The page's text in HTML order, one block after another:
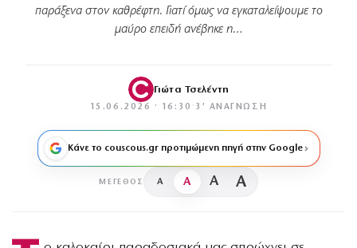
παράξενα στον καθρέφτη. Γιατί όμως να εγκαταλείψουμε το
μαύρο επειδή ανέβηκε η…
Γιώτα Τσελέντη
15.06.2026 · 16:30 · 3′ ΑΝΆΓΝΩΣΗ
Κάνε το couscous.gr προτιμώμενη πηγή στην Google
ΜΈΓΕΘΟΣ A A A A